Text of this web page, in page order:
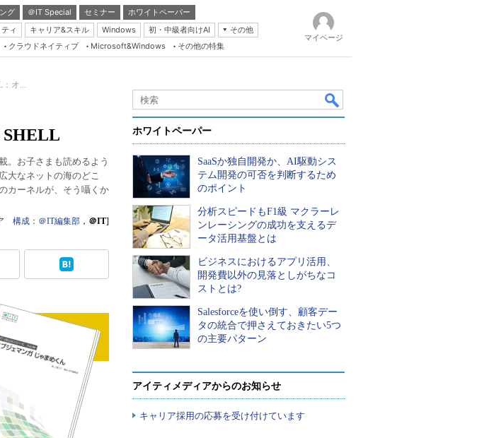
グ ＠IT Special セミナー
ホワイトペーパー
ィ キャリア&スキル Windows 初・中級者向けAI
その他
Server & Storage
Database Expert
Linux ＆ OSS
Master of IP Network
Security & Trust
Insider.NET
クラウドネイティブ Microsoft&Windows その他の特集
マイページ
オ...
。お子さまも読めるよう
大なネットの海のどこ
カーネルが、そう囁くか
構成：＠IT編集部 ， ＠IT]
ホワイトペーパー
SaaSか独自開発か、AI駆動シス
テム開発の可否を判断するため
のポイント
分析スピードもF1級 マクラーレ
ンレーシングの成功を支えるデ
ータ活用基盤とは
ビジネスにおけるアプリ活用、
開発費以外の見落としがちなコ
ストとは?
Salesforceを使い倒す、顧客デー
タの統合で押さえておきたい5つ
の主要パターン
アイティメディアからのお知らせ
キャリア採用の応募を受け付けています